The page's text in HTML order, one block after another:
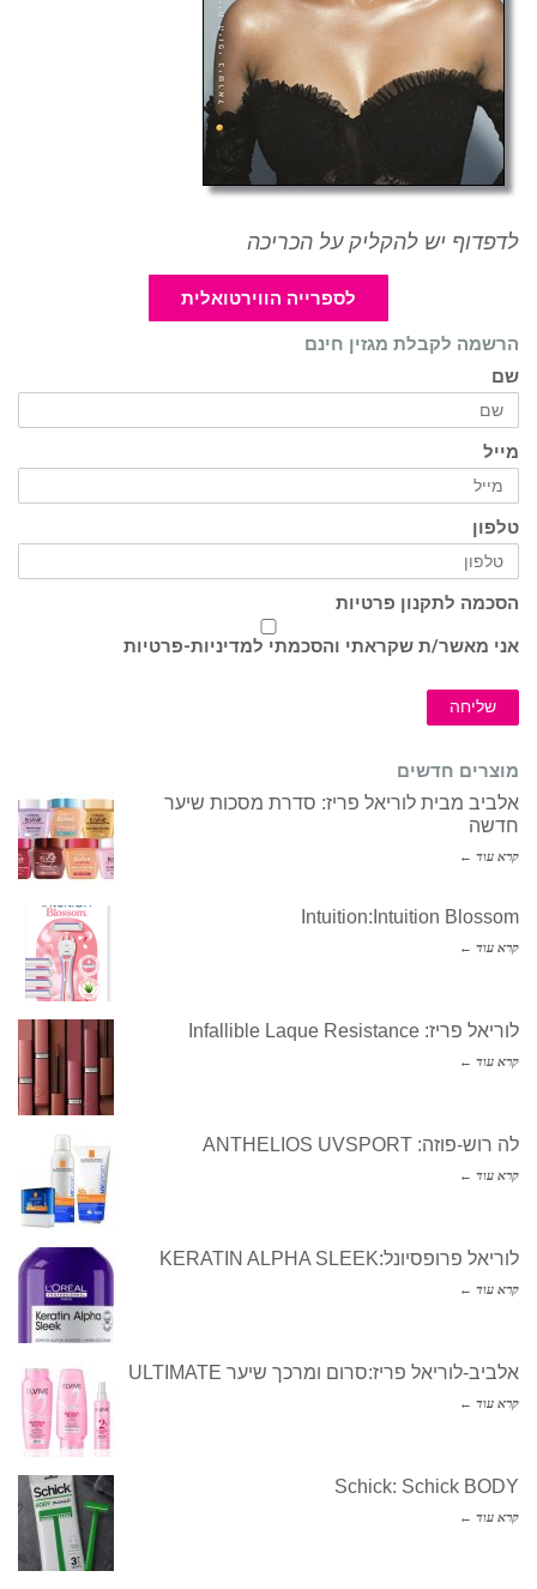
לדפדוף יש להקליק על הכריכה
לספרייה הווירטואלית
הרשמה לקבלת מגזין חינם
שם
מייל
טלפון
הסכמה לתקנון פרטיות
אני מאשר/ת שקראתי והסכמתי למדיניות-פרטיות
שליחה
מוצרים חדשים
אלביב מבית לוריאל פריז: סדרת מסכות שיער
חדשה
קרא עוד ←
Intuition:Intuition Blossom
קרא עוד ←
לוריאל פריז: Infallible Laque Resistance
קרא עוד ←
לה רוש-פוזה: ANTHELIOS UVSPORT
קרא עוד ←
לוריאל פרופסיונל:KERATIN ALPHA SLEEK
קרא עוד ←
אלביב-לוריאל פריז:סרום ומרכך שיער ULTIMATE
קרא עוד ←
Schick: Schick BODY
קרא עוד ←